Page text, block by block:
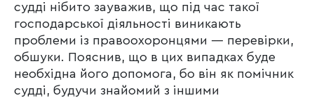
судді нібито зауважив, що під час такої
господарської діяльності виникають
проблеми із правоохоронцями — перевірки,
обшуки. Пояснив, що в цих випадках буде
необхідна його допомога, бо він як помічник
судді, будучи знайомий з іншими